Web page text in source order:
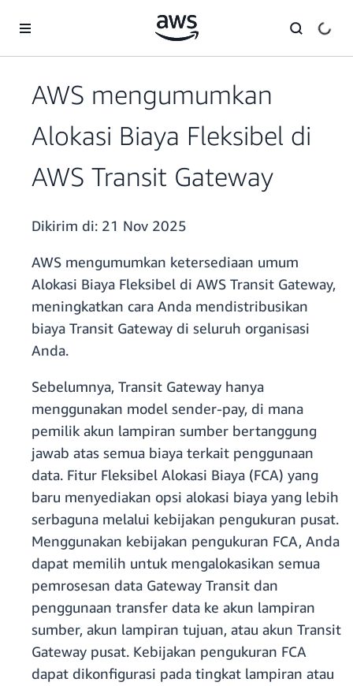
AWS mengumumkan
Alokasi Biaya Fleksibel di
AWS Transit Gateway
Dikirim di: 21 Nov 2025
AWS mengumumkan ketersediaan umum
Alokasi Biaya Fleksibel di AWS Transit Gateway,
meningkatkan cara Anda mendistribusikan
biaya Transit Gateway di seluruh organisasi
Anda.
Sebelumnya, Transit Gateway hanya
menggunakan model sender-pay, di mana
pemilik akun lampiran sumber bertanggung
jawab atas semua biaya terkait penggunaan
data. Fitur Fleksibel Alokasi Biaya (FCA) yang
baru menyediakan opsi alokasi biaya yang lebih
serbaguna melalui kebijakan pengukuran pusat.
Menggunakan kebijakan pengukuran FCA, Anda
dapat memilih untuk mengalokasikan semua
pemrosesan data Gateway Transit dan
penggunaan transfer data ke akun lampiran
sumber, akun lampiran tujuan, atau akun Transit
Gateway pusat. Kebijakan pengukuran FCA
dapat dikonfigurasi pada tingkat lampiran atau